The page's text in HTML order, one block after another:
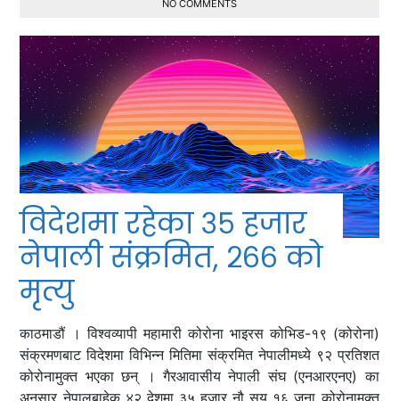
NO COMMENTS
विदेशमा रहेका ३५ हजार
नेपाली संक्रमित, २६६ को
मृत्यु
काठमाडौं । विश्वव्यापी महामारी कोरोना भाइरस कोभिड-१९ (कोरोना)
संक्रमणबाट विदेशमा विभिन्‍न मितिमा संक्रमित नेपालीमध्ये ९२ प्रतिशत
कोरोनामुक्त भएका छन् । गैरआवासीय नेपाली संघ (एनआरएनए) का
अनुसार नेपालबाहेक ४२ देशमा ३५ हजार नौ सय १६ जना कोरोनामुक्त